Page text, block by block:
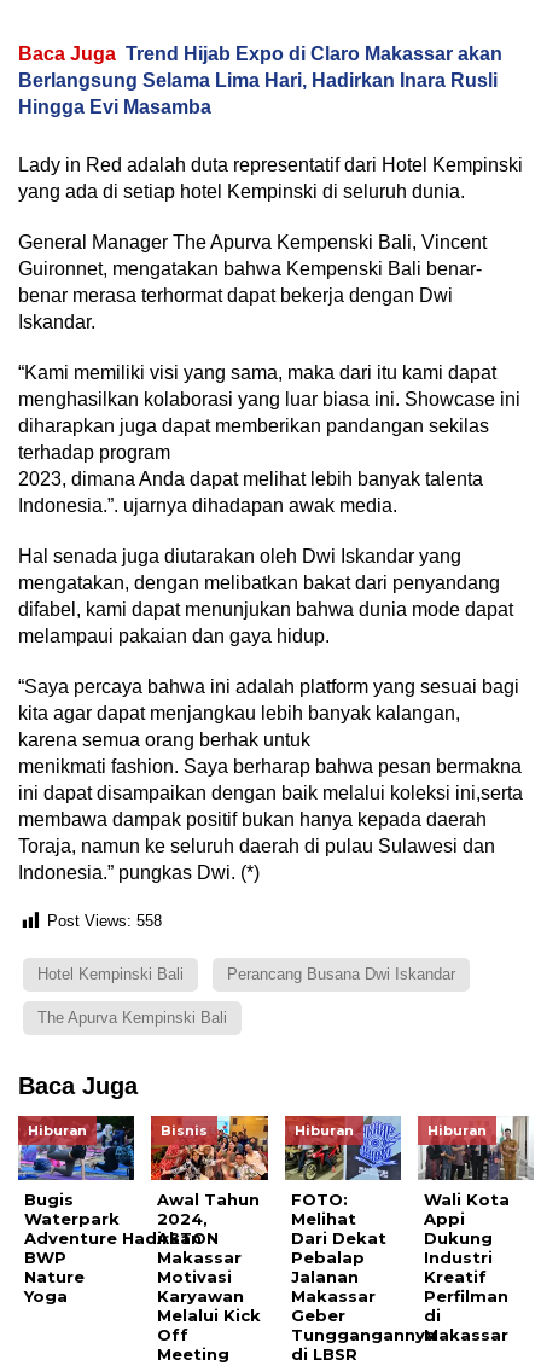
Baca Juga Trend Hijab Expo di Claro Makassar akan
Berlangsung Selama Lima Hari, Hadirkan Inara Rusli
Hingga Evi Masamba
Lady in Red adalah duta representatif dari Hotel Kempinski
yang ada di setiap hotel Kempinski di seluruh dunia.
General Manager The Apurva Kempenski Bali, Vincent
Guironnet, mengatakan bahwa Kempenski Bali benar-
benar merasa terhormat dapat bekerja dengan Dwi
Iskandar.
“Kami memiliki visi yang sama, maka dari itu kami dapat
menghasilkan kolaborasi yang luar biasa ini. Showcase ini
diharapkan juga dapat memberikan pandangan sekilas
terhadap program
2023, dimana Anda dapat melihat lebih banyak talenta
Indonesia.”. ujarnya dihadapan awak media.
Hal senada juga diutarakan oleh Dwi Iskandar yang
mengatakan, dengan melibatkan bakat dari penyandang
difabel, kami dapat menunjukan bahwa dunia mode dapat
melampaui pakaian dan gaya hidup.
“Saya percaya bahwa ini adalah platform yang sesuai bagi
kita agar dapat menjangkau lebih banyak kalangan,
karena semua orang berhak untuk
menikmati fashion. Saya berharap bahwa pesan bermakna
ini dapat disampaikan dengan baik melalui koleksi ini,serta
membawa dampak positif bukan hanya kepada daerah
Toraja, namun ke seluruh daerah di pulau Sulawesi dan
Indonesia.” pungkas Dwi. (*)
Post Views: 558
Hotel Kempinski Bali Perancang Busana Dwi Iskandar
The Apurva Kempinski Bali
Baca Juga
Hiburan
Bugis
Waterpark
Adventure Hadirkan
BWP
Nature
Yoga
Bisnis
Awal Tahun
2024,
ASTON
Makassar
Motivasi
Karyawan
Melalui Kick
Off
Meeting
Hiburan
FOTO:
Melihat
Dari Dekat
Pebalap
Jalanan
Makassar
Geber
Tunggangannya
di LBSR
Hiburan
Wali Kota
Appi
Dukung
Industri
Kreatif
Perfilman
di
Makassar